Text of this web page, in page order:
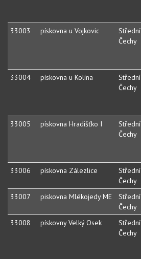
33003
pískovna u Vojkovic
Střední
Čechy
33004
pískovna u Kolína
Střední
Čechy
33005
pískovna Hradišťko I
Střední
Čechy
33006
pískovna Zálezlice
Střední
Čechy
33007 piskovna Mlékojedy ME
Střední
Čechy
33008
pískovny Velký Osek
Střední
Čechy